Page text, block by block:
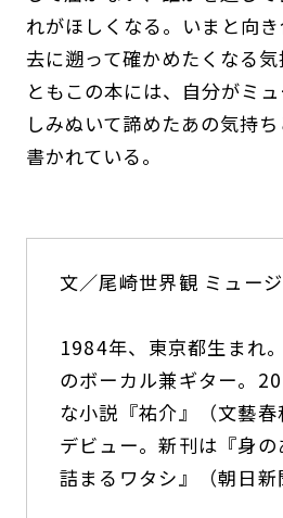
れがほしくなる。いまと向
去に遡って確かめたくなる
ともこの本には、自分がミ
しみぬいて諦めたあの気持
書かれている。
文／尾崎世界観 ミュー
1984年、東京都生まれ
のボーカル兼ギター。
な小説『祐介』（文藝
デビュー。新刊は『身
詰まるワタシ』（朝日新